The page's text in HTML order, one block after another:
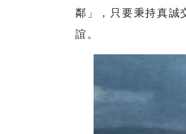
鄰」，只要秉持真誠
誼。